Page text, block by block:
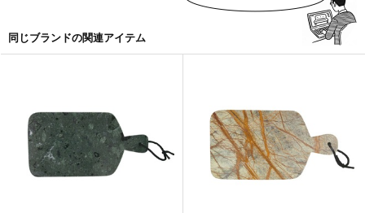
同じブランドの関連アイテム